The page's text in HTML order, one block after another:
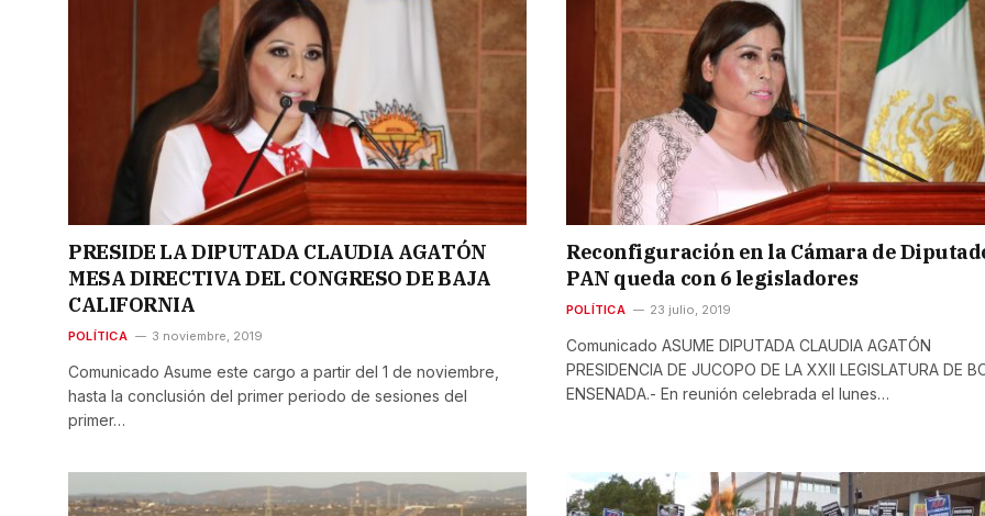
PRESIDE LA DIPUTADA CLAUDIA AGATÓN
MESA DIRECTIVA DEL CONGRESO DE BAJA
CALIFORNIA
POLÍTICA 3 noviembre, 2019
Comunicado Asume este cargo a partir del 1 de noviembre,
hasta la conclusión del primer periodo de sesiones del
primer…
Reconfiguración en la Cámara de
PAN queda con 6 legisladores
POLÍTICA 23 julio, 2019
Comunicado ASUME DIPUTADA CLAUDIA AGATÓN
PRESIDENCIA DE JUCOPO DE LA XXII LEGISLATURA DE
ENSENADA.- En reunión celebrada el lunes…